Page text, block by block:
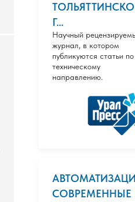
Г...
Научный
журнал, в котором
публикуются статьи по
техническому
направлению.
СОВРЕМЕННЫЕ